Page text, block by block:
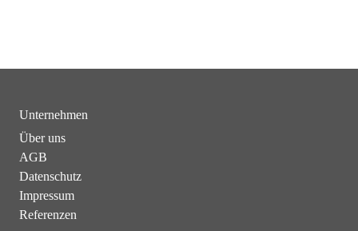
Unternehmen
Über uns
AGB
Datenschutz
Impressum
Referenzen